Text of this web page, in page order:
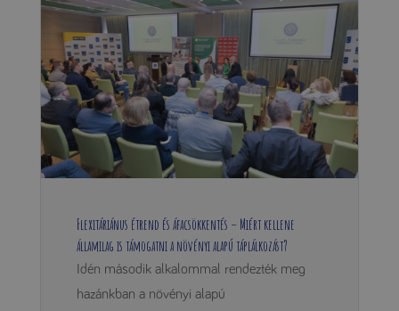
Flexitáriánus étrend és áfacsökkentés – Miért kellene
államilag is támogatni a növényi alapú táplálkozást?
Idén második alkalommal rendezték meg
hazánkban a növényi alapú